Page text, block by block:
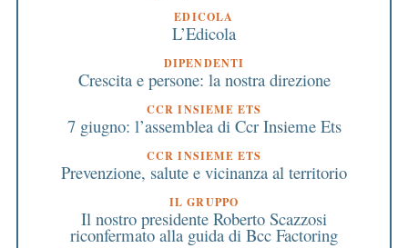
EDICOLA
L’Edicola
DIPENDENTI
Crescita e persone: la nostra direzione
CCR INSIEME ETS
7 giugno: l’assemblea di Ccr Insieme Ets
CCR INSIEME ETS
Prevenzione, salute e vicinanza al territorio
IL GRUPPO
Il nostro presidente Roberto Scazzosi
riconfermato alla guida di Bcc Factoring